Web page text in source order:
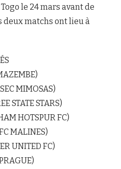
le 24 mars avant de
deux matchs ont lieu à
MIMOSAS)
STATE STARS)
HOTSPUR FC)
MALINES)
UNITED FC)